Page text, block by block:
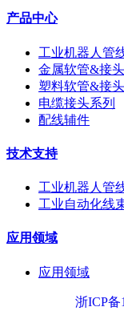
产品中心
工业机器人管
金属软管&接
塑料软管&接
电缆接头系列
配线辅件
技术支持
工业机器人管
工业自动化线
应用领域
应用领域
浙ICP备